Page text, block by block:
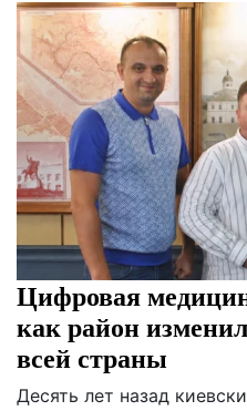
Цифровая
как район
всей страны
Десять лет назад